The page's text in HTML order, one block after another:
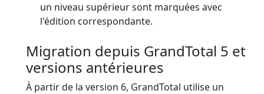
un niveau supérieur sont marquées avec
l'édition correspondante.
Migration depuis GrandTotal 5 et
versions antérieures
À partir de la version 6, GrandTotal utilise un